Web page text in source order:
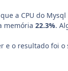
a CPU do Mysql
memória 22.3%.
e o resultado foi o